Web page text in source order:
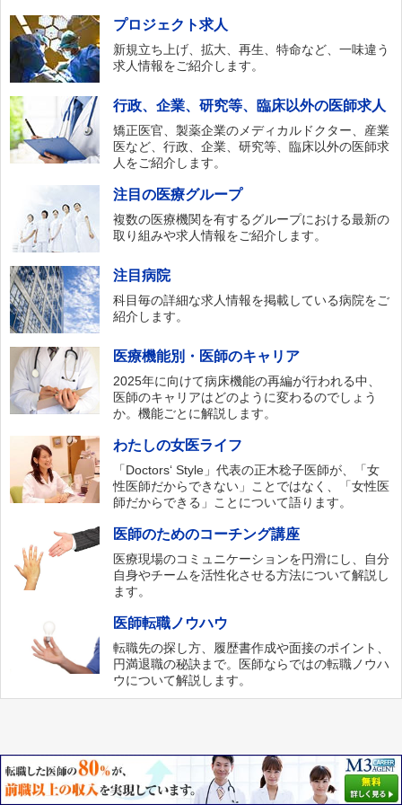
プロジェクト求人
新規立ち上げ、拡大、再生、特命など、一味違う
求人情報をご紹介します。
行政、企業、研究等、臨床以外の医師求人
矯正医官、製薬企業のメディカルドクター、産業
医など、行政、企業、研究等、臨床以外の医師求
人をご紹介します。
注目の医療グループ
複数の医療機関を有するグループにおける最新の
取り組みや求人情報をご紹介します。
注目病院
科目毎の詳細な求人情報を掲載している病院をご
紹介します。
医療機能別・医師のキャリア
2025年に向けて病床機能の再編が行われる中、
医師のキャリアはどのように変わるのでしょう
か。機能ごとに解説します。
わたしの女医ライフ
「Doctors‘ Style」代表の正木稔子医師が、「女
性医師だからできない」ことではなく、「女性医
師だからできる」ことについて語ります。
医師のためのコーチング講座
医療現場のコミュニケーションを円滑にし、自分
自身やチームを活性化させる方法について解説し
ます。
医師転職ノウハウ
転職先の探し方、履歴書作成や面接のポイント、
円満退職の秘訣まで。医師ならではの転職ノウハ
ウについて解説します。